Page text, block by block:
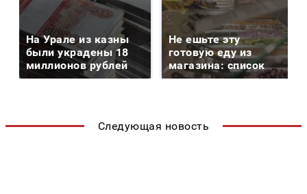
На Урале из казны
были украдены 18
миллионов рублей
Не ешьте эту
готовую еду из
магазина: список
Следующая новость